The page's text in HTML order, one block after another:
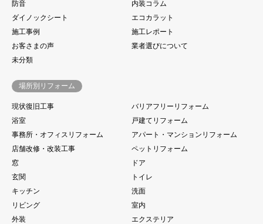
防音
内装コラム
ダイノックシート
エコカラット
施工事例
施工レポート
お客さまの声
業者選びについて
未分類
場所別リフォーム
現状復旧工事
バリアフリーリフォーム
浴室
戸建てリフォーム
事務所・オフィスリフォーム
アパート・マンションリフォーム
店舗改修・改装工事
ペットリフォーム
窓
ドア
玄関
トイレ
キッチン
洗面
リビング
室内
外装
エクステリア